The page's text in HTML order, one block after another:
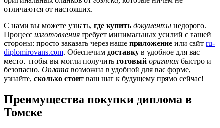
отличаются от настоящих.
С нами вы можете узнать, где купить документы недорого.
Процесс изготовления требует минимальных усилий с вашей
стороны: просто заказать через наше приложение или сайт ru-
diplomirovans.com. Обеспечим доставку в удобное для вас
место, чтобы вы могли получить готовый оригинал быстро и
безопасно. Оплата возможна в удобной для вас форме,
узнайте, сколько стоит ваш шаг к будущему прямо сейчас!
Преимущества покупки диплома в
Томске